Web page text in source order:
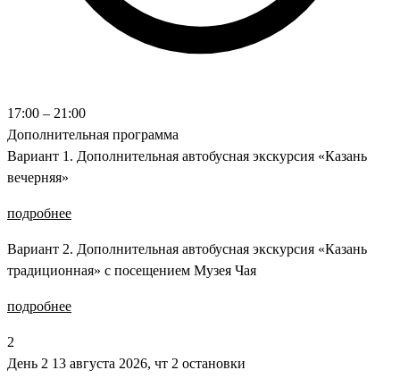
17:00 – 21:00
Дополнительная программа
Вариант 1. Дополнительная автобусная экскурсия «Казань
вечерняя»
подробнее
Вариант 2. Дополнительная автобусная экскурсия «Казань
традиционная» с посещением Музея Чая
подробнее
2
День 2 13 августа 2026, чт 2 остановки